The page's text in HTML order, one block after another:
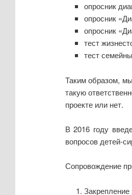
опросник
опросник
опросник
тест
тест
Таким образом,
такую
проекте или нет.
В 2016 году
вопросов детей-
Сопровождение